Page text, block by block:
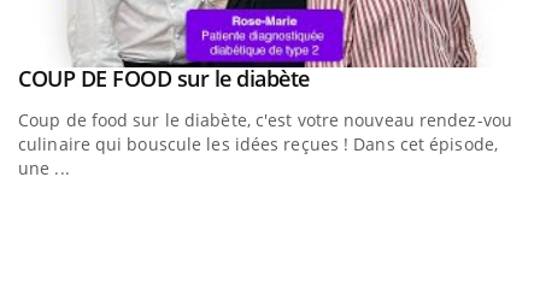
Youtube
COUP DE FOOD sur le diabèteYoutube
Coup de food sur le diabète, c'est votre nouveau rendez-vous
culinaire qui bouscule les idées reçues ! Dans cet épisode,
une ...